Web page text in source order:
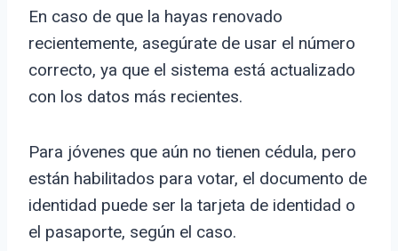
En caso de que la hayas renovado
recientemente, asegúrate de usar el número
correcto, ya que el sistema está actualizado
con los datos más recientes.
Para jóvenes que aún no tienen cédula, pero
están habilitados para votar, el documento de
identidad puede ser la tarjeta de identidad o
el pasaporte, según el caso.